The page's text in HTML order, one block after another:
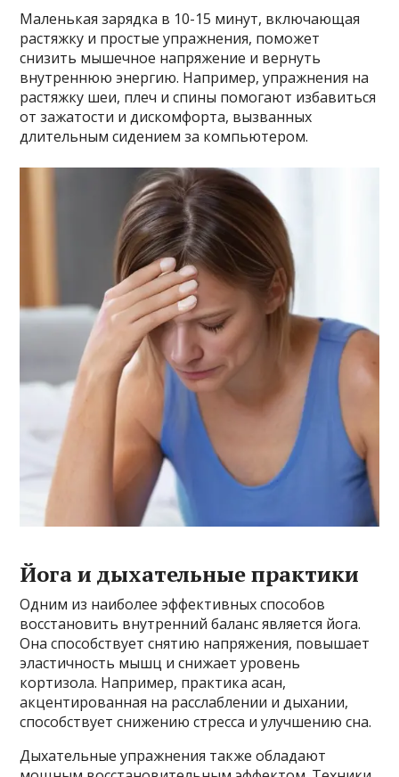
Маленькая зарядка в 10-15 минут, включающая
растяжку и простые упражнения, поможет
снизить мышечное напряжение и вернуть
внутреннюю энергию. Например, упражнения на
растяжку шеи, плеч и спины помогают избавиться
от зажатости и дискомфорта, вызванных
длительным сидением за компьютером.
Йога и дыхательные практики
Одним из наиболее эффективных способов
восстановить внутренний баланс является йога.
Она способствует снятию напряжения, повышает
эластичность мышц и снижает уровень
кортизола. Например, практика асан,
акцентированная на расслаблении и дыхании,
способствует снижению стресса и улучшению сна.
Дыхательные упражнения также обладают